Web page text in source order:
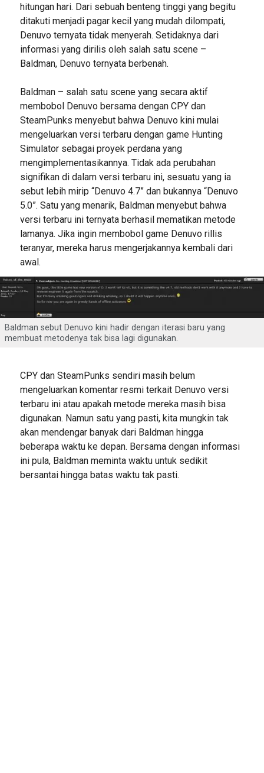
hitungan hari. Dari sebuah benteng tinggi yang begitu
ditakuti menjadi pagar kecil yang mudah dilompati,
Denuvo ternyata tidak menyerah. Setidaknya dari
informasi yang dirilis oleh salah satu scene –
Baldman, Denuvo ternyata berbenah.
Baldman – salah satu scene yang secara aktif
membobol Denuvo bersama dengan CPY dan
SteamPunks menyebut bahwa Denuvo kini mulai
mengeluarkan versi terbaru dengan game Hunting
Simulator sebagai proyek perdana yang
mengimplementasikannya. Tidak ada perubahan
signifikan di dalam versi terbaru ini, sesuatu yang ia
sebut lebih mirip “Denuvo 4.7” dan bukannya “Denuvo
5.0”. Satu yang menarik, Baldman menyebut bahwa
versi terbaru ini ternyata berhasil mematikan metode
lamanya. Jika ingin membobol game Denuvo rillis
teranyar, mereka harus mengerjakannya kembali dari
awal.
Baldman sebut Denuvo kini hadir dengan iterasi baru yang
membuat metodenya tak bisa lagi digunakan.
CPY dan SteamPunks sendiri masih belum
mengeluarkan komentar resmi terkait Denuvo versi
terbaru ini atau apakah metode mereka masih bisa
digunakan. Namun satu yang pasti, kita mungkin tak
akan mendengar banyak dari Baldman hingga
beberapa waktu ke depan. Bersama dengan informasi
ini pula, Baldman meminta waktu untuk sedikit
bersantai hingga batas waktu tak pasti.